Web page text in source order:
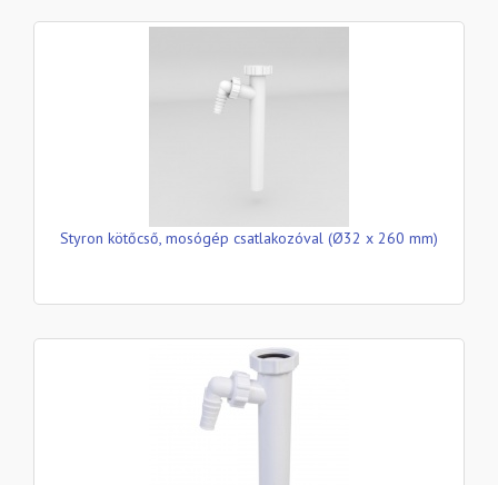
Styron kötőcső, mosógép csatlakozóval (Ø32 x 260 mm)